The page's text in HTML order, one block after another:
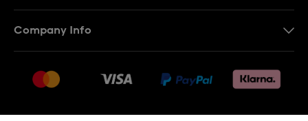
Palautukset
Myyntiehdot
Company Info
Jobs